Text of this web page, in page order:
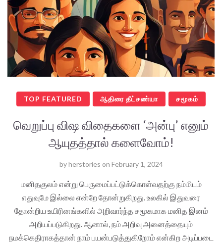
TOP FEATURED ஆதிரை தீட்சண்யா சமூகம்
வெறுப்பு விஷ விதைகளை ‘அன்பு’ எனும்
ஆயுதத்தால் களைவோம்!
byherstories on February 1, 2024
மனிதகுலம் என்று பெருமைப்பட்டுக்கொள்வதற்கு நம்மிடம்
எதுவுமே இல்லை என்றே தோன்றுகிறது. உலகில் இதுவரை
தோன்றிய உயிரினங்களில் அறிவார்ந்த சமூகமாக மனித இனம்
அறியப்படுகிறது. ஆனால், நம் அறிவு அனைத்தையும்
நமக்கெதிராகத்தான் நாம் பயன்படுத்துகிறோம் என்கிற அடிப்படை